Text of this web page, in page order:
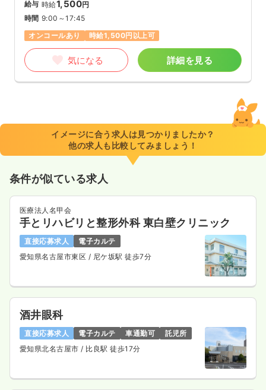
給与 時給1,500円
時間 9:00～17:45
オンコールあり
時給1,500円以上可
気になる 詳細を見る
イメージに合う求人は見つかりましたか？
他の求人も比較してみましょう！
条件が似ている求人
医療法人名甲会
手とリハビリと整形外科 東白壁クリニック
直接応募求人
電子カルテ
愛知県名古屋市東区 / 尼ケ坂駅 徒歩7分
酒井眼科
直接応募求人 電子カルテ 車通勤可
託児所
愛知県北名古屋市 / 比良駅 徒歩17分